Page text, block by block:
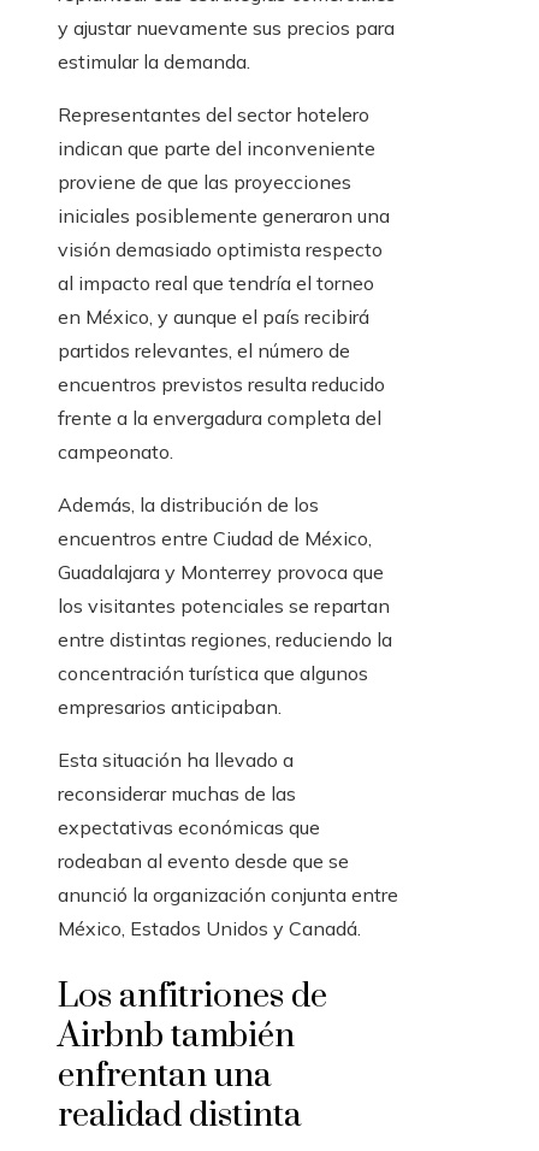
y ajustar nuevamente sus precios para
estimular la demanda.
Representantes del sector hotelero
indican que parte del inconveniente
proviene de que las proyecciones
iniciales posiblemente generaron una
visión demasiado optimista respecto
al impacto real que tendría el torneo
en México, y aunque el país recibirá
partidos relevantes, el número de
encuentros previstos resulta reducido
frente a la envergadura completa del
campeonato.
Además, la distribución de los
encuentros entre Ciudad de México,
Guadalajara y Monterrey provoca que
los visitantes potenciales se repartan
entre distintas regiones, reduciendo la
concentración turística que algunos
empresarios anticipaban.
Esta situación ha llevado a
reconsiderar muchas de las
expectativas económicas que
rodeaban al evento desde que se
anunció la organización conjunta entre
México, Estados Unidos y Canadá.
Los anfitriones de
Airbnb también
enfrentan una
realidad distinta